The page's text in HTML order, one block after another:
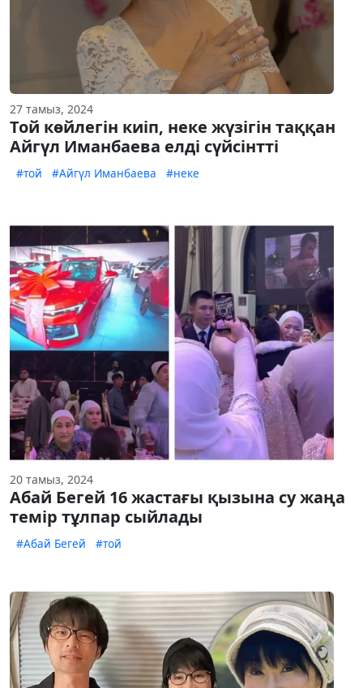
27 тамыз, 2024
Той көйлегін киіп, неке жүзігін таққан
Айгүл Иманбаева елді сүйсінтті
#той #Айгүл Иманбаева #неке
20 тамыз, 2024
Абай Бегей 16 жастағы қызына су жаңа
темір тұлпар сыйлады
#Абай Бегей #той